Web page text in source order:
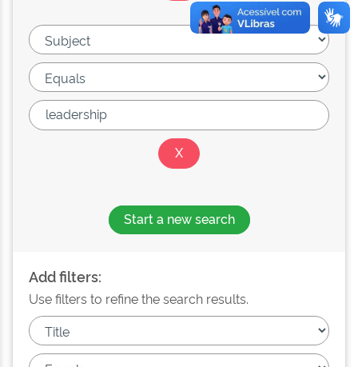
Start a new search
Add filters:
Use filters to refine the search results.